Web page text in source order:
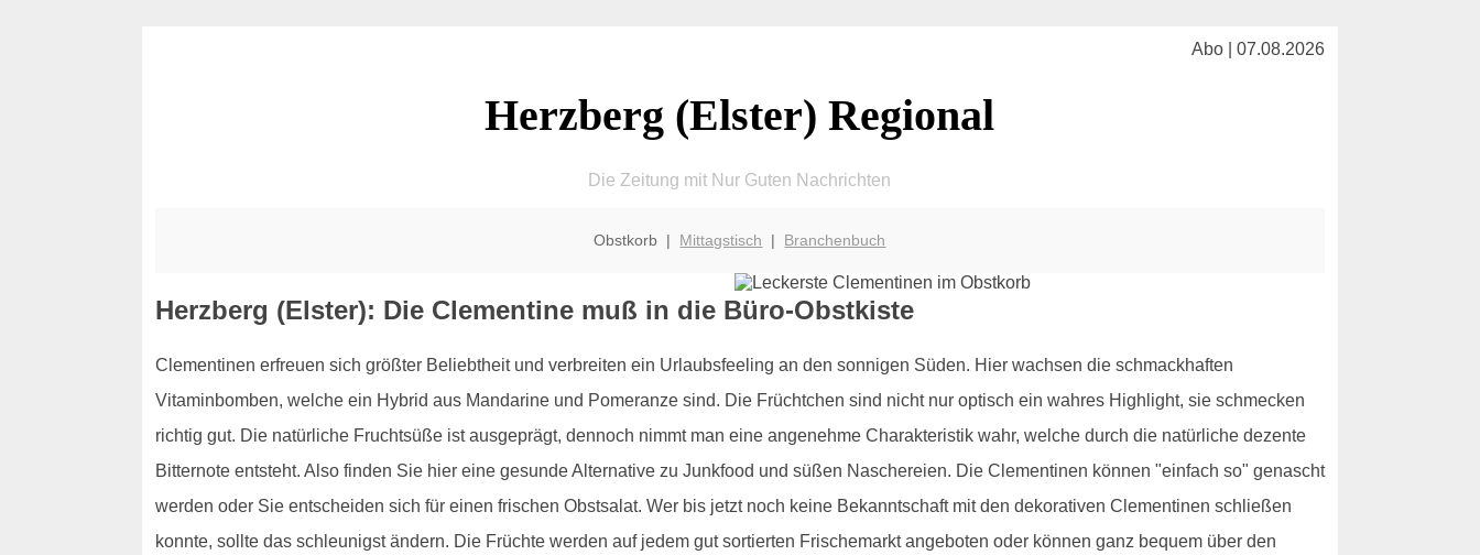
Abo | 07.08.2026
Herzberg (Elster) Regional
Die Zeitung mit Nur Guten Nachrichten
Obstkorb | Mittagstisch | Branchenbuch
Herzberg (Elster): Die Clementine muß in die Büro-Obstkiste
Clementinen erfreuen sich größter Beliebtheit und verbreiten ein Urlaubsfeeling an den sonnigen Süden. Hier wachsen die schmackhaften
Vitaminbomben, welche ein Hybrid aus Mandarine und Pomeranze sind. Die Früchtchen sind nicht nur optisch ein wahres Highlight, sie schmecken
richtig gut. Die natürliche Fruchtsüße ist ausgeprägt, dennoch nimmt man eine angenehme Charakteristik wahr, welche durch die natürliche dezente
Bitternote entsteht. Also finden Sie hier eine gesunde Alternative zu Junkfood und süßen Naschereien. Die Clementinen können "einfach so" genascht
werden oder Sie entscheiden sich für einen frischen Obstsalat. Wer bis jetzt noch keine Bekanntschaft mit den dekorativen Clementinen schließen
konnte, sollte das schleunigst ändern. Die Früchte werden auf jedem gut sortierten Frischemarkt angeboten oder können ganz bequem über den